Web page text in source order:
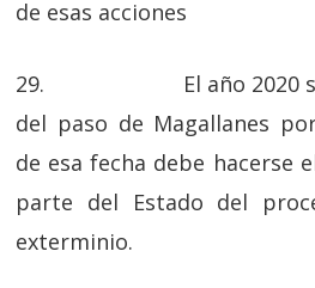
de esas acciones
29. El año 2020 se
del paso de Magallanes
de esa fecha debe hacerse
parte del Estado del
exterminio.